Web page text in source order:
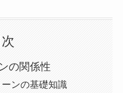
の関係性
ンの基礎知識